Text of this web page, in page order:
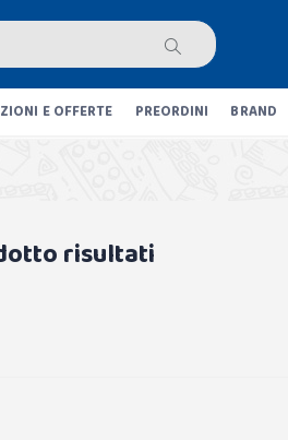
E OFFERTE PREORDINI BRAND
risultati